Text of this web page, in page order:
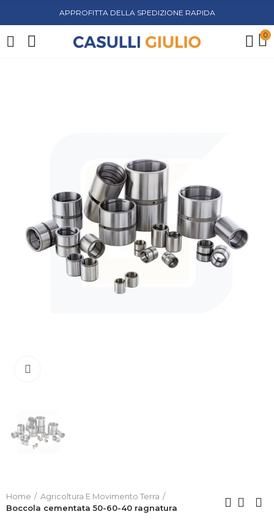
APPROFITTA DELLA SPEDIZIONE RAPIDA
0
Home
Agricoltura E Movimento Terra
Boccola cementata 50-60-40 ragnatura